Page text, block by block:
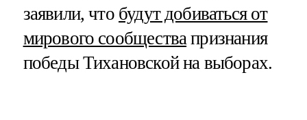
заявили, что будут добиваться от
мирового сообщества признания
победы Тихановской на выборах.